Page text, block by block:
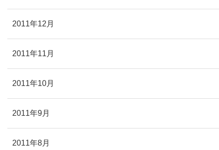
2011年12月
2011年11月
2011年10月
2011年9月
2011年8月